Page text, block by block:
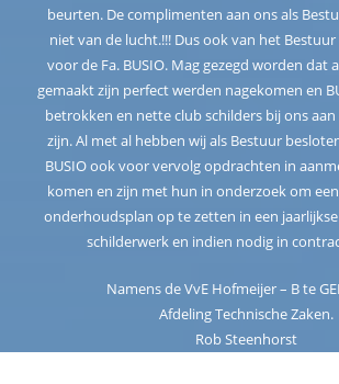
beurten. De complimenten aan ons als
niet van de lucht.!!! Dus ook van het
voor de Fa. BUSIO. Mag gezegd worden dat
gemaakt zijn perfect werden nagekomen en
betrokken en nette club schilders bij ons aan
zijn. Al met al hebben wij als Bestuur
BUSIO ook voor vervolg opdrachten in
komen en zijn met hun in onderzoek om
onderhoudsplan op te zetten in een
schilderwerk en indien nodig in
Namens de VvE Hofmeijer – B te
Afdeling Technische Zaken.
Rob Steenhorst